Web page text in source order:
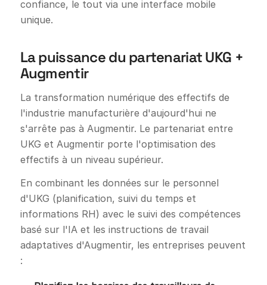
confiance, le tout via une interface mobile
unique.
La puissance du partenariat UKG +
Augmentir
La transformation numérique des effectifs de
l'industrie manufacturière d'aujourd'hui ne
s'arrête pas à Augmentir. Le partenariat entre
UKG et Augmentir porte l'optimisation des
effectifs à un niveau supérieur.
En combinant les données sur le personnel
d'UKG (planification, suivi du temps et
informations RH) avec le suivi des compétences
basé sur l'IA et les instructions de travail
adaptatives d'Augmentir, les entreprises peuvent
: